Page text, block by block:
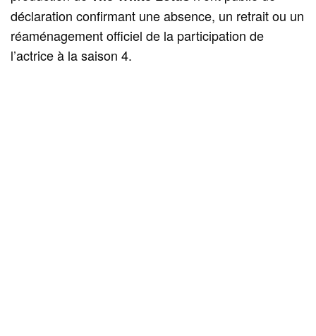
déclaration confirmant une absence, un retrait ou un
réaménagement officiel de la participation de
l’actrice à la saison 4.